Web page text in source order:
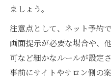
ましょう。
注意点として、ネット予約
画面提示が必要な場合や、
可など細かなルールが設定
事前にサイトやサロン側の